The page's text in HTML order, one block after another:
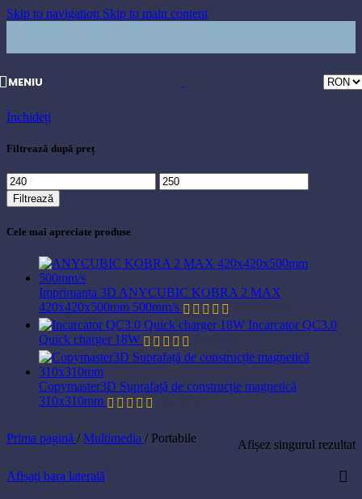
Skip to navigation Skip to main content
MENIU
Închideți
Filtrează după preț
Preț
minim
Preț
maxim
Filtrează
Cele mai apreciate produse
Imprimanta 3D ANYCUBIC KOBRA 2 MAX
420x420x500mm 500mm/s
Incarcator QC3.0
Quick charger 18W
Copymaster3D Suprafață de construcție magnetică
310x310mm
Prima pagină / Multimedia / Portabile Afișez singurul rezultat
Afișați bara laterală